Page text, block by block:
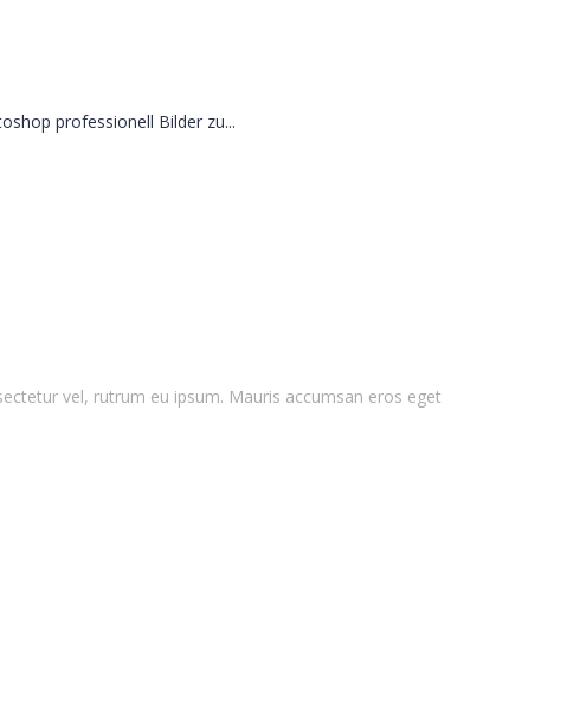
professionell Bilder zu...
vel, rutrum eu ipsum. Mauris accumsan eros eget